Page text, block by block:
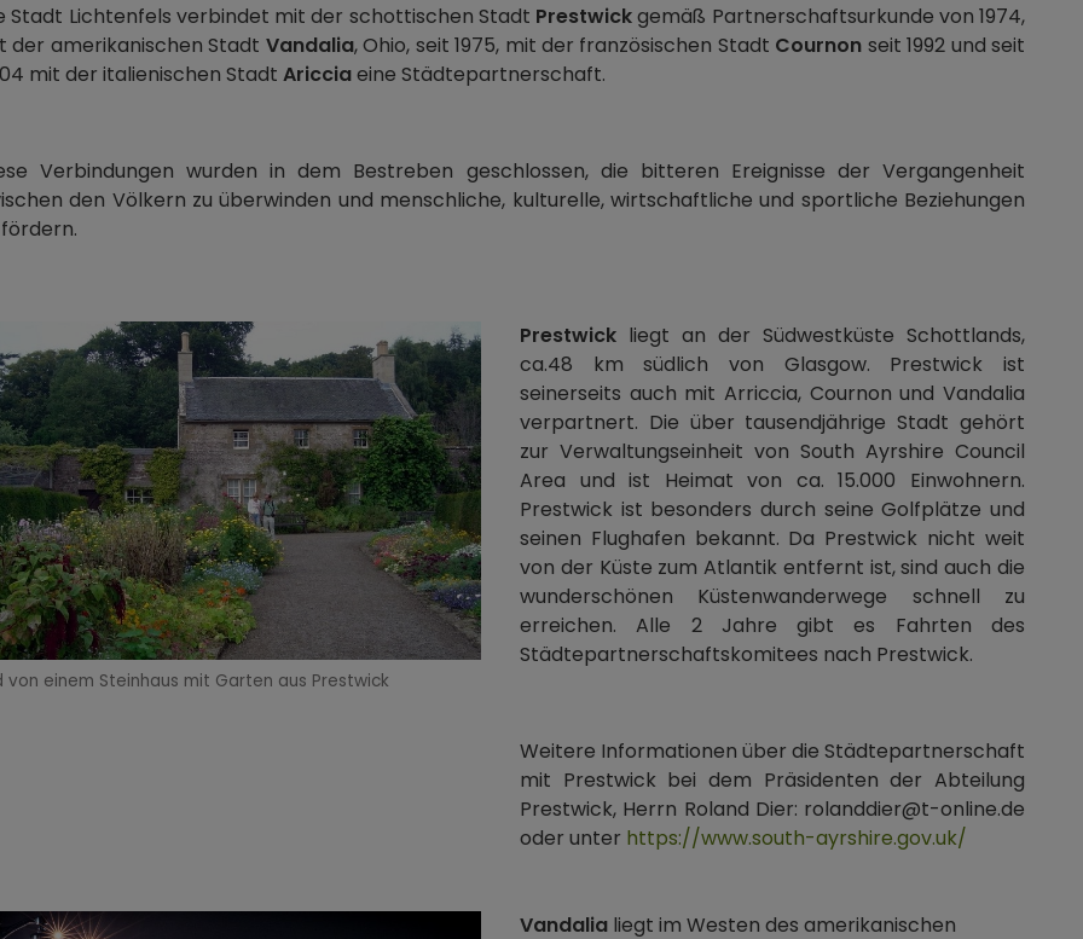
Stadt Lichtenfels verbindet mit der schottischen Stadt Prestwickgemäß Partnerschaftsurkunde von 1974,
der amerikanischen Stadt Vandalia, Ohio, seit 1975, mit der französischen Stadt Cournon seit 1992 und seit
mit der italienischen Stadt Aricciaeine Städtepartnerschaft.
Verbindungen wurden in dem Bestreben geschlossen, die bitteren Ereignisse der Vergangenheit
den Völkern zu überwinden und menschliche, kulturelle, wirtschaftliche und sportliche Beziehungen
von einem Steinhaus mit Garten aus Prestwick
Prestwick liegt an der Südwestküste Schottlands,
ca.48 km südlich von Glasgow. Prestwick ist
seinerseits auch mit Arriccia, Cournon und Vandalia
verpartnert. Die über tausendjährige Stadt gehört
zur Verwaltungseinheit von South Ayrshire Council
Area und ist Heimat von ca. 15.000 Einwohnern.
Prestwick ist besonders durch seine Golfplätze und
seinen Flughafen bekannt. Da Prestwick nicht weit
von der Küste zum Atlantik entfernt ist, sind auch die
wunderschönen Küstenwanderwege schnell zu
erreichen. Alle 2 Jahre gibt es Fahrten des
Städtepartnerschaftskomitees nach Prestwick.
Weitere Informationen über die Städtepartnerschaft
mit Prestwick bei dem Präsidenten der Abteilung
Prestwick, Herrn Roland Dier: rolanddier@t-online.de
oder unter https://www.south-ayrshire.gov.uk/
Vandalia liegt im Westen des amerikanischen